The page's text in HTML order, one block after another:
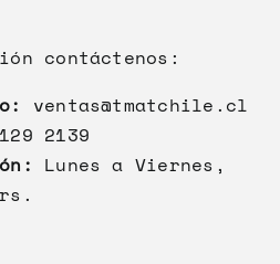
contáctenos:
ventas@tmatchile.cl
2139
Lunes a Viernes,